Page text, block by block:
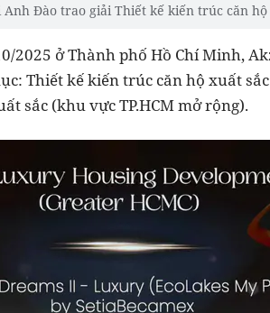
Anh Đào trao giải Thiết kế kiến trúc căn hộ
2025 ở Thành phố Hồ Chí Minh,
Thiết kế kiến trúc căn hộ xuất
sắc (khu vực TP.HCM mở rộng).